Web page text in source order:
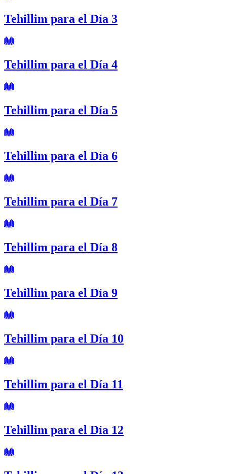
Tehillim para el Día 3
Tehillim para el Día 4
Tehillim para el Día 5
Tehillim para el Día 6
Tehillim para el Día 7
Tehillim para el Día 8
Tehillim para el Día 9
Tehillim para el Día 10
Tehillim para el Día 11
Tehillim para el Día 12